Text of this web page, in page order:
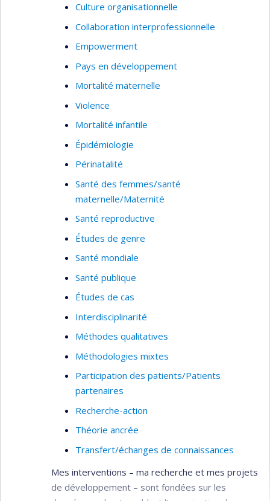
Culture organisationnelle
Collaboration interprofessionnelle
Empowerment
Pays en développement
Mortalité maternelle
Violence
Mortalité infantile
Épidémiologie
Périnatalité
Santé des femmes/santé
maternelle/Maternité
Santé reproductive
Études de genre
Santé mondiale
Santé publique
Études de cas
Interdisciplinarité
Méthodes qualitatives
Méthodologies mixtes
Participation des patients/Patients
partenaires
Recherche-action
Théorie ancrée
Transfert/échanges de connaissances
Mes interventions – ma recherche et mes projets
de développement – sont fondées sur les